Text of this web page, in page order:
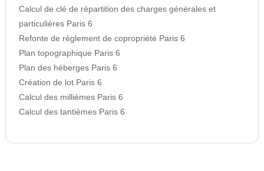
Calcul de clé de répartition des charges générales et
particulières Paris 6
Refonte de règlement de copropriété Paris 6
Plan topographique Paris 6
Plan des héberges Paris 6
Création de lot Paris 6
Calcul des millièmes Paris 6
Calcul des tantièmes Paris 6